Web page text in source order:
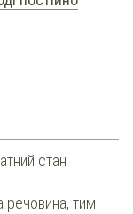
стан
речовина, тим